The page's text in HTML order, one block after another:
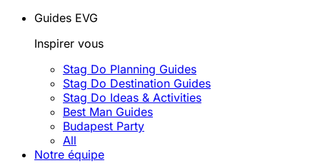
Guides EVG
Inspirer vous
Stag Do Planning Guides
Stag Do Destination Guides
Stag Do Ideas & Activities
Best Man Guides
Budapest Party
All
Notre équipe